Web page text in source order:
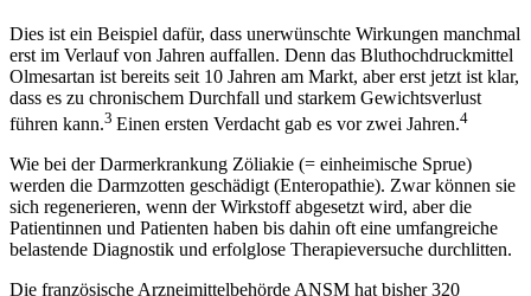
Dies ist ein Beispiel dafür, dass unerwünschte Wirkungen manchmal
erst im Verlauf von Jahren auffallen. Denn das Bluthochdruckmittel
Olmesartan ist bereits seit 10 Jahren am Markt, aber erst jetzt ist klar,
dass es zu chronischem Durchfall und starkem Gewichtsverlust
führen kann.3 Einen ersten Verdacht gab es vor zwei Jahren.4
Wie bei der Darmerkrankung Zöliakie (= einheimische Sprue)
werden die Darmzotten geschädigt (Enteropathie). Zwar können sie
sich regenerieren, wenn der Wirkstoff abgesetzt wird, aber die
Patientinnen und Patienten haben bis dahin oft eine umfangreiche
belastende Diagnostik und erfolglose Therapieversuche durchlitten.
Die französische Arzneimittelbehörde ANSM hat bisher 320